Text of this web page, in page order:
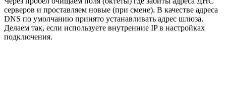
серверов и проставляем новые (при смене). В качестве адреса
DNS по умолчанию принято устанавливать адрес шлюза.
Делаем так, если используете внутренние IP в настройках
подключения.